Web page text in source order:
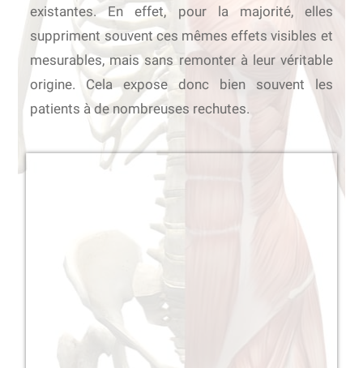
existantes. En effet, pour la majorité, elles
suppriment souvent ces mêmes effets visibles et
mesurables, mais sans remonter à leur véritable
origine. Cela expose donc bien souvent les
patients à de nombreuses rechutes.